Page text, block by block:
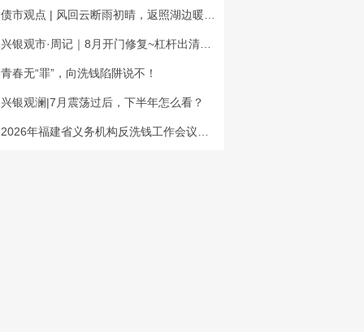
青春无“罪”，向洗钱陷阱说不！
兴银观澜|7月震荡过后，下半年怎么看？